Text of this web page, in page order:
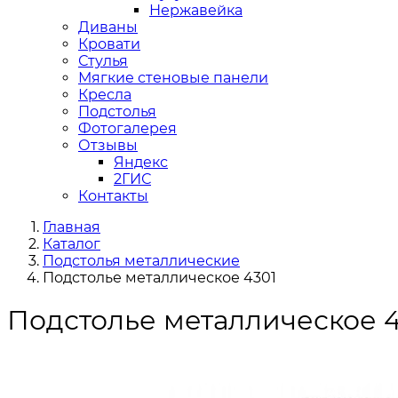
Нержавейка
Диваны
Кровати
Стулья
Мягкие стеновые панели
Кресла
Подстолья
Фотогалерея
Отзывы
Яндекс
2ГИС
Контакты
Главная
Каталог
Подстолья металлические
Подстолье металлическое 4301
Подстолье металлическое